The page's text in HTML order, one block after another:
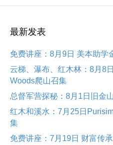
最新发表
免费讲座：8月9日 美本助学
云梯、瀑布、红木林：8月8
Woods爬山召集
总督军营探秘：8月1日旧金
红木和溪水：7月25日
集
免费讲座：7月19日 财富传